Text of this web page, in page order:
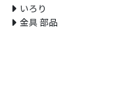
いろり
金具 部品